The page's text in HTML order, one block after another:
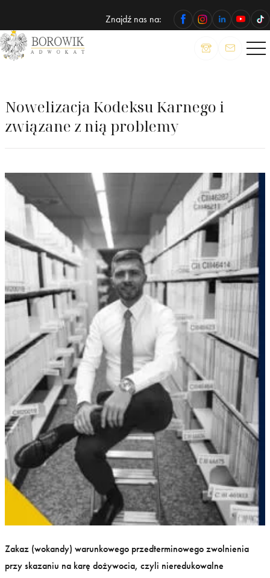
Znajdź nas na:
ADWOKAT
Wojciech
Nowelizacja Kodeksu Karnego i
związane z nią problemy
Zakaz (wokandy) warunkowego przedterminowego zwolnienia
przy skazaniu na karę dożywocia, czyli nieredukowalne